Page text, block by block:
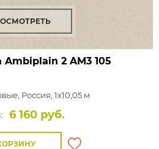
Ambiplain 2 AM3 105
Россия, 1x10,05 м
6 160 руб.